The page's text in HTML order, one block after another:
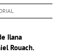
Ilana
Rouach.